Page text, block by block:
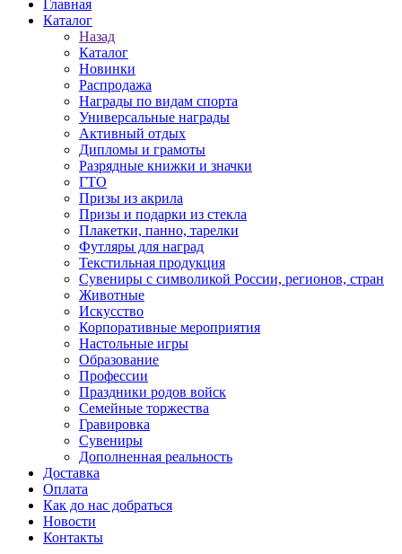
Главная
Каталог
Назад
Каталог
Новинки
Распродажа
Награды по видам спорта
Универсальные награды
Активный отдых
Дипломы и грамоты
Разрядные книжки и значки
ГТО
Призы из акрила
Призы и подарки из стекла
Плакетки, панно, тарелки
Футляры для наград
Текстильная продукция
Сувениры с символикой России, регионов, стран
Животные
Искусство
Корпоративные мероприятия
Настольные игры
Образование
Профессии
Праздники родов войск
Семейные торжества
Гравировка
Сувениры
Дополненная реальность
Доставка
Оплата
Как до нас добраться
Новости
Контакты